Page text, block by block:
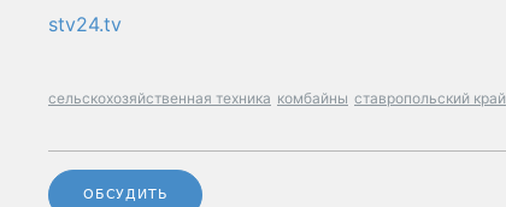
stv24.tv
сельскохозяйственная техника комбайны ставропольский край
ОБСУДИТЬ